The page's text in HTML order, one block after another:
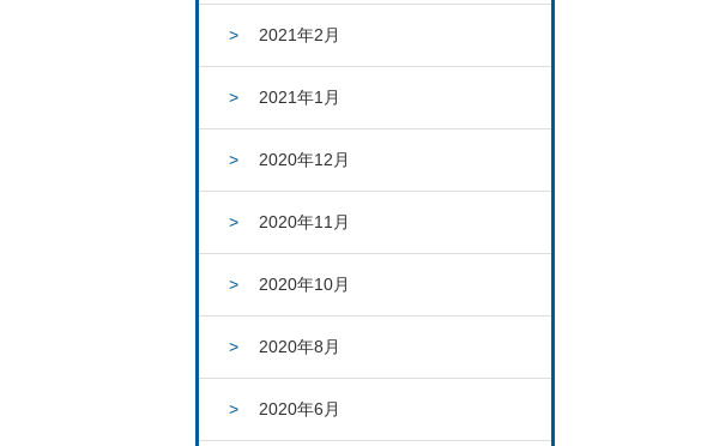
2021年2月
2021年1月
2020年12月
2020年11月
2020年10月
2020年8月
2020年6月